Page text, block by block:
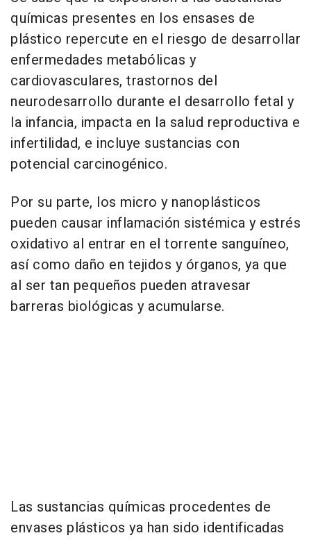
químicas presentes en los ensases de
plástico repercute en el riesgo de desarrollar
enfermedades metabólicas y
cardiovasculares, trastornos del
neurodesarrollo durante el desarrollo fetal y
la infancia, impacta en la salud reproductiva e
infertilidad, e incluye sustancias con
potencial carcinogénico.
Por su parte, los micro y nanoplásticos
pueden causar inflamación sistémica y estrés
oxidativo al entrar en el torrente sanguíneo,
así como daño en tejidos y órganos, ya que
al ser tan pequeños pueden atravesar
barreras biológicas y acumularse.
Las sustancias químicas procedentes de
envases plásticos ya han sido identificadas